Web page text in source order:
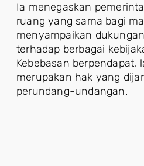
Ia menegaskan
ruang yang sama bagi
menyampaikan
terhadap berbagai
Kebebasan berpendapat,
merupakan hak yang
perundang-undangan.